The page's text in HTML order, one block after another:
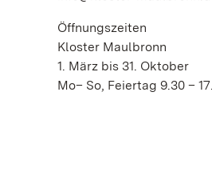
Öffnungszeiten
Kloster Maulbronn
1. März bis 31. Oktober
Mo– So, Feiertag 9.30 –